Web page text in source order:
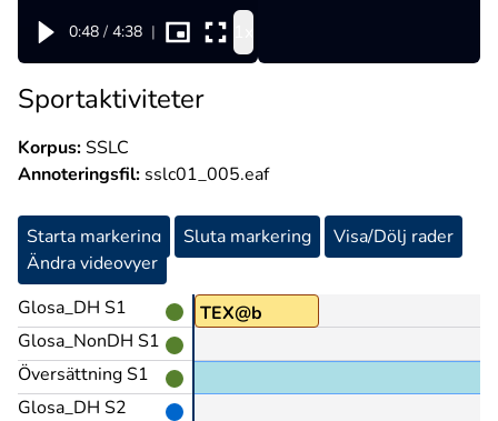
0:48 / 4:38 |
Sportaktiviteter
Korpus:SSLC
Annoteringsfil: sslc01_005.eaf
Starta markering Sluta markering
Visa/Dölj rader
Ändra videovyer
Glosa_DH S1
Glosa_NonDH S1
Översättning S1
Glosa_DH S2
TÄNKA TEX@b
servar, rent psykiskt,